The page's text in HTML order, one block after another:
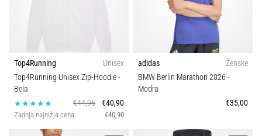
Top4Running
Unisex
Top4Running Unisex Zip-Hoodie-
Bela
€44,95
€40,90
Zadnja najnižja cena €40,90
adidas
Ženske
BMW Berlin Marathon 2026 -
Modra
€35,00